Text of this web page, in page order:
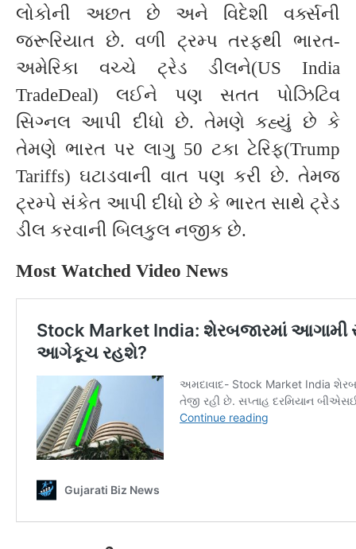
લોકોની અછત છે અને વિદેશી વર્ક્સની
જરૂરિયાત છે. વળી ટ્રમ્પ તરફથી ભારત-
અમેરિકા વચ્ચે ટ્રેડ ડીલને(US India
TradeDeal) લઈને પણ સતત પોઝિટિવ
સિગ્નલ આપી દીધો છે. તેમણે કહ્યું છે કે
તેમણે ભારત પર લાગુ 50 ટકા ટેરિફ(Trump
Tariffs) ઘટાડવાની વાત પણ કરી છે. તેમજ
ટ્રમ્પે સંકેત આપી દીધો છે કે ભારત સાથે ટ્રેડ
ડીલ કરવાની બિલકુલ નજીક છે.
Most Watched Video News